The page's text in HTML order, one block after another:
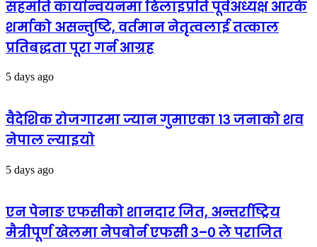
सहमति कार्यान्वयनमा ढिलाइप्रति पूर्वअध्यक्ष आरके
शर्माको असन्तुष्टि, वर्तमान नेतृत्वलाई तत्काल
प्रतिबद्धता पूरा गर्न आग्रह
5 days ago
वैदेशिक रोजगारमा ज्यान गुमाएका १३ जनाको शव
नेपाल ल्याइयो
5 days ago
एन पेनाङ एफसीको शानदार जित, अन्तर्राष्ट्रिय
मैत्रीपूर्ण खेलमा नेपबोर्न एफसी ३–० ले पराजित